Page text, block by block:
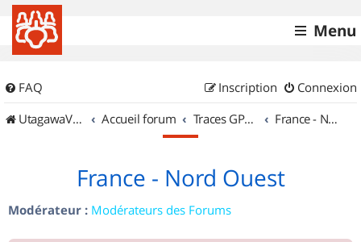
Menu
FAQ Connexion
Inscription
UtagawaVTT (Randos VTT et VTTAE avec traces GPS)
Accueil forum Traces GPS de randos VTT France - Nord Ouest
France - Nord Ouest
Modérateur : Modérateurs des Forums